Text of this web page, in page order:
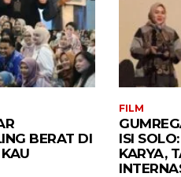
BERAT DI
FILM
ISI
KARYA,